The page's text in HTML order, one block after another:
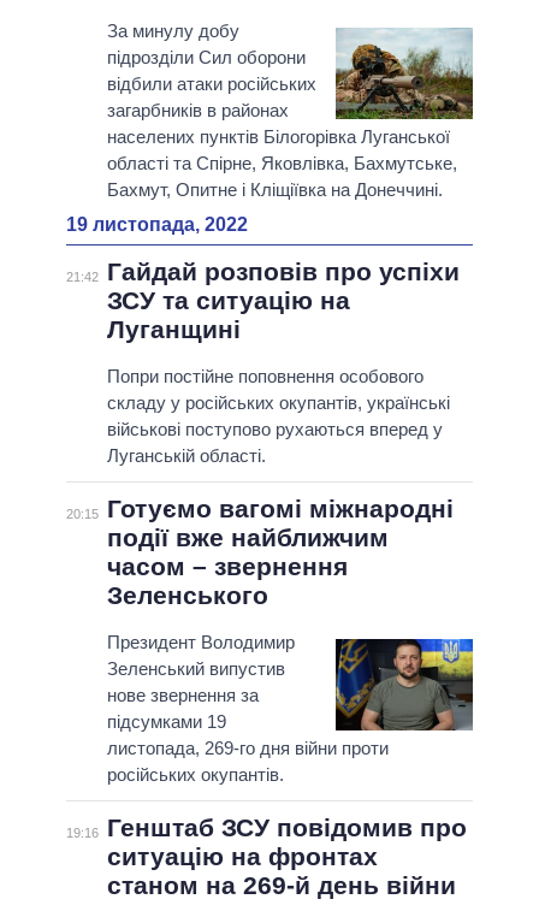
За минулу добу
підрозділи Сил оборони
відбили атаки російських
загарбників в районах
населених пунктів Білогорівка Луганської
області та Спірне, Яковлівка, Бахмутське,
Бахмут, Опитне і Кліщіївка на Донеччині.
19 листопада, 2022
21:42
Гайдай розповів про успіхи
ЗСУ та ситуацію на
Луганщині
Попри постійне поповнення особового
складу у російських окупантів, українські
військові поступово рухаються вперед у
Луганській області.
20:15
Готуємо вагомі міжнародні
події вже найближчим
часом – звернення
Зеленського
Президент Володимир
Зеленський випустив
нове звернення за
підсумками 19
листопада, 269-го дня війни проти
російських окупантів.
19:16
Генштаб ЗСУ повідомив про
ситуацію на фронтах
станом на 269-й день війни